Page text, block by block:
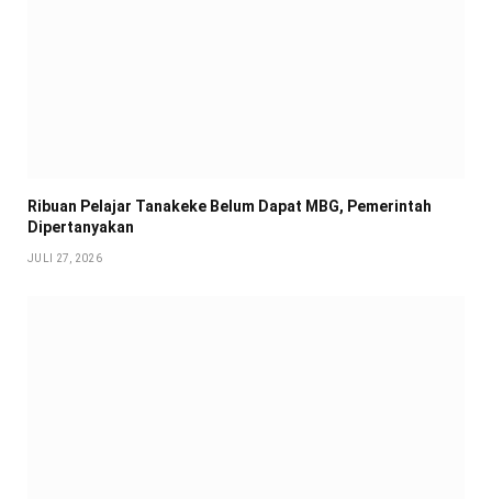
Ribuan Pelajar Tanakeke Belum Dapat MBG, Pemerintah
Dipertanyakan
JULI 27, 2026